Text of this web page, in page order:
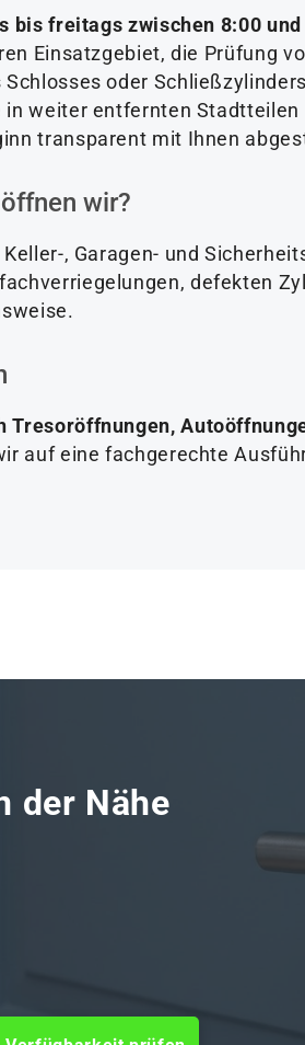
bis freitags zwischen 8:00
Einsatzgebiet, die Prüfung
oder
weiter entfernten
transparent mit Ihnen
wir?
, Garagen- und
defekten
auf eine fachgerechte
der Nähe